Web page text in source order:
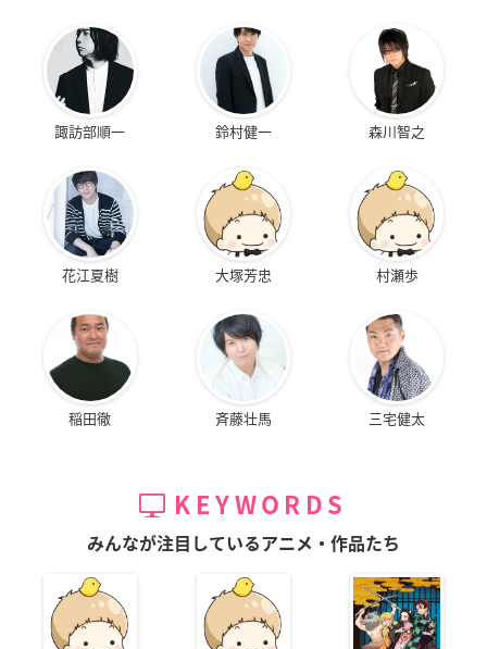
諏訪部順一 鈴村健一 森川智之
花江夏樹 大塚芳忠 村瀬歩
稲田徹 斉藤壮馬 三宅健太
KEYWORDS
みんなが注目しているアニメ・作品たち